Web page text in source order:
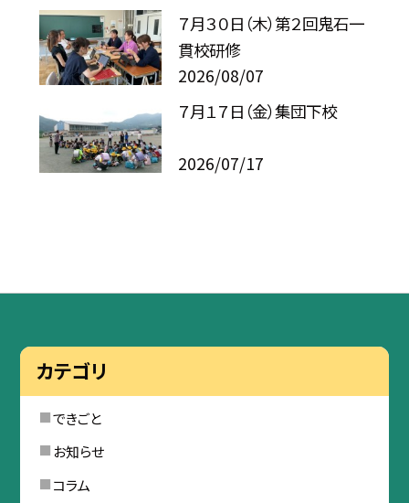
７月３０日（木）第２回鬼石一
貫校研修
2026/08/07
７月１７日（金）集団下校
2026/07/17
カテゴリ
できごと
お知らせ
コラム